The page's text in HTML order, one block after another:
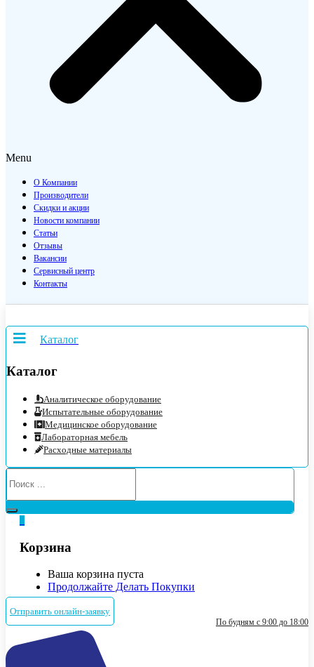
Menu
О Компании
Производители
Скидки и акции
Новости компании
Статьи
Отзывы
Вакансии
Сервисный центр
Контакты
Каталог
Каталог
Аналитическое оборудование
Испытательные оборудование
Медицинское оборудование
Лабораторная мебель
Расходные материалы
Корзина
Ваша корзина пуста
Продолжайте Делать Покупки
Отправить онлайн-заявку
По будням с 9:00 до 18:00